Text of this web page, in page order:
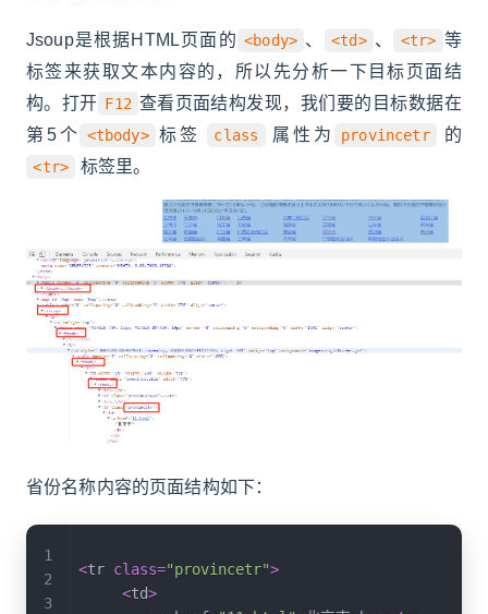
Jsoup是根据HTML页面的 <body> 、 <td> 、 <tr> 等
标签来获取文本内容的，所以先分析一下目标页面结
构。打开 F12 查看页面结构发现，我们要的目标数据在
第5个 <tbody> 标签 class 属性为 provincetr 的
<tr> 标签里。
省份名称内容的页面结构如下：
<tr class="provincetr">
<td>